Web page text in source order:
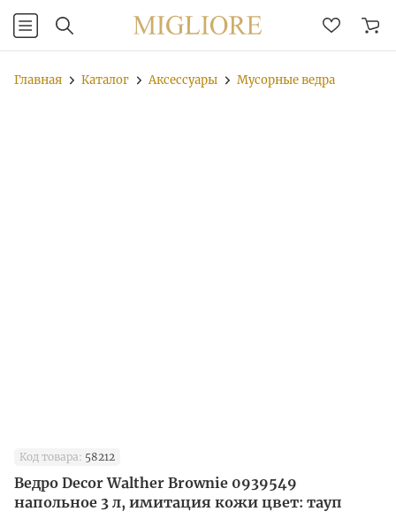
Главная Каталог Аксессуары Мусорные ведра
Код товара: 58212
Ведро Decor Walther Brownie 0939549
напольное 3 л, имитация кожи цвет: тауп